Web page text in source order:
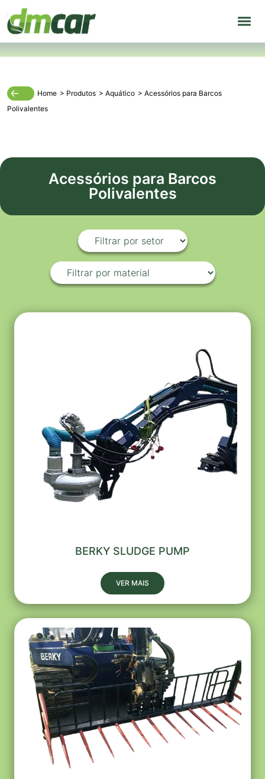
Home > Produtos > Aquático > Acessórios para Barcos
Polivalentes
Acessórios para Barcos
Polivalentes
BERKY SLUDGE PUMP
VER MAIS